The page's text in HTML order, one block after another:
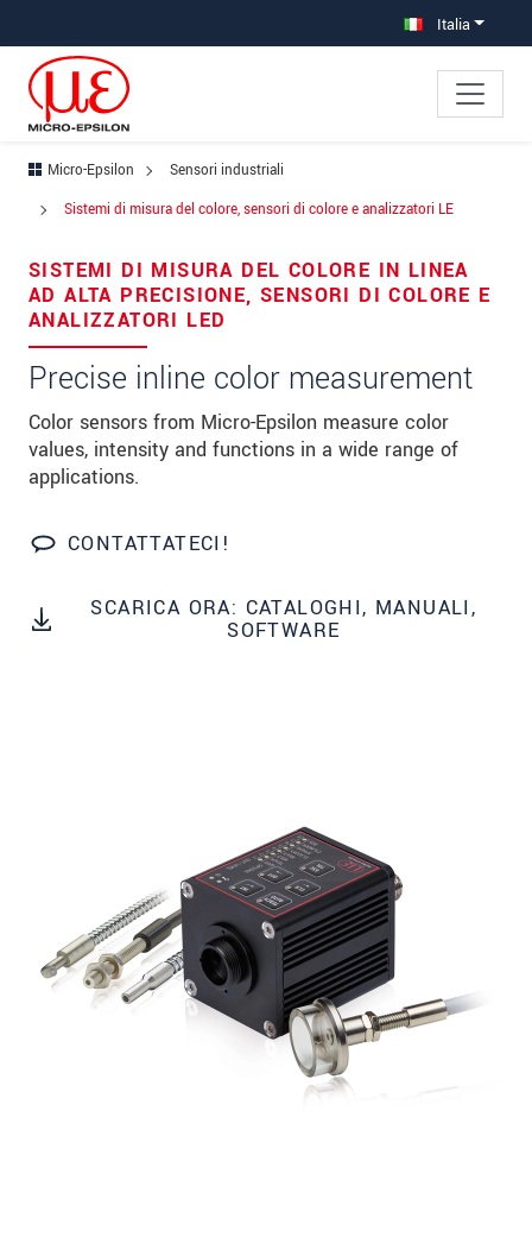
Italia
Micro-Epsilon
Sensori industriali
Sistemi di misura del colore, sensori di colore e analizzatori LE
SISTEMI DI MISURA DEL COLORE IN LINEA
AD ALTA PRECISIONE, SENSORI DI COLORE E
ANALIZZATORI LED
Precise inline color measurement
Color sensors from Micro-Epsilon measure color
values, intensity and functions in a wide range of
applications.
CONTATTATECI!
SCARICA ORA: CATALOGHI, MANUALI,
SOFTWARE
misura del colore, sensori di colore e
analizzatori LE
Titolo
Cognome*
Codice postale
Vi prego di tenermi informato sulle
innovazioni dei prodotti via e-mail.